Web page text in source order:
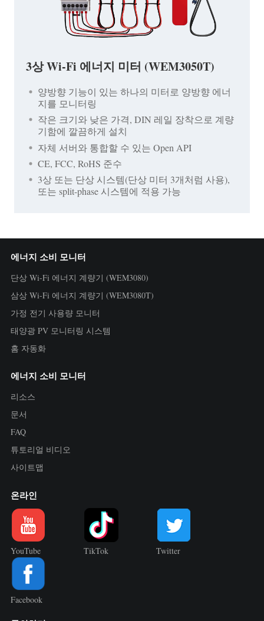
3상 Wi-Fi 에너지 미터 (WEM3050T)
양방향 기능이 있는 하나의 미터로 양방향 에너
지를 모니터링
작은 크기와 낮은 가격, DIN 레일 장착으로 계량
기함에 깔끔하게 설치
자체 서버와 통합할 수 있는 Open API
CE, FCC, RoHS 준수
3상 또는 단상 시스템(단상 미터 3개처럼 사용),
또는 split-phase 시스템에 적용 가능
에너지 소비 모니터
단상 Wi-Fi 에너지 계량기 (WEM3080)
삼상 Wi-Fi 에너지 계량기 (WEM3080T)
가정 전기 사용량 모니터
태양광 PV 모니터링 시스템
홈 자동화
에너지 소비 모니터
리소스
문서
FAQ
튜토리얼 비디오
사이트맵
온라인
YouTube TikTok Twitter
Facebook